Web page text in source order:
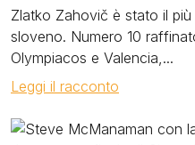
Zlatko Zahovič è stato il
sloveno. Numero 10
Olympiacos e Valencia,...
Leggi il racconto
Image